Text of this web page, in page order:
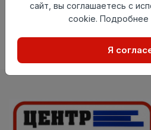
Внимание! Внешний вид
представленного на
в момент приобретения товара.
сайт, вы соглашаетесь с
cookie. Подробнее
Я